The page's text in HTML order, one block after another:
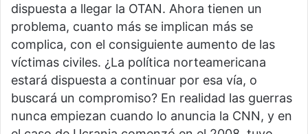
dispuesta a llegar la OTAN. Ahora tienen un
problema, cuanto más se implican más se
complica, con el consiguiente aumento de las
víctimas civiles. ¿La política norteamericana
estará dispuesta a continuar por esa vía, o
buscará un compromiso? En realidad las guerras
nunca empiezan cuando lo anuncia la CNN, y en